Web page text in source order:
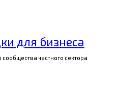
для бизнеса
частного сектора